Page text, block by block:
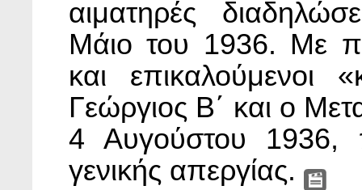
αιματηρές
Μάιο του 1936. Με
και επικαλούμενοι
Γεώργιος Β΄ και ο
4 Αυγούστου 1936,
γενικής απεργίας.